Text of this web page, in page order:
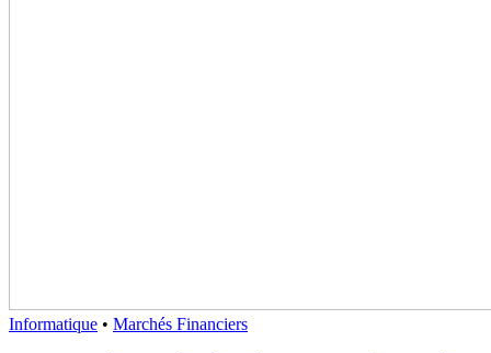
Informatique • Marchés Financiers